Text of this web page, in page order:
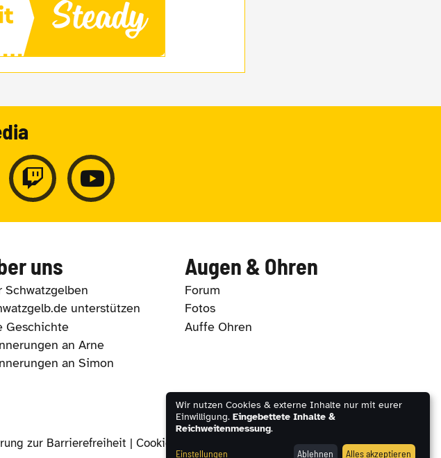
uns
Schwatzgelben
unterstützen
Geschichte
an Arne
an Simon
Augen & Ohren
Forum
Fotos
Auffe Ohren
zur Barrierefreiheit | Cookie-Einstellungen
Wir nutzen Cookies & externe Inhalte nur mit eurer
Einwilligung. Eingebettete Inhalte &
Reichweitenmessung.
Einstellungen Ablehnen Alles akzeptieren